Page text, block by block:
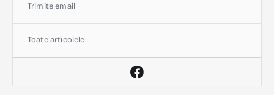
Trimite email
Toate articolele